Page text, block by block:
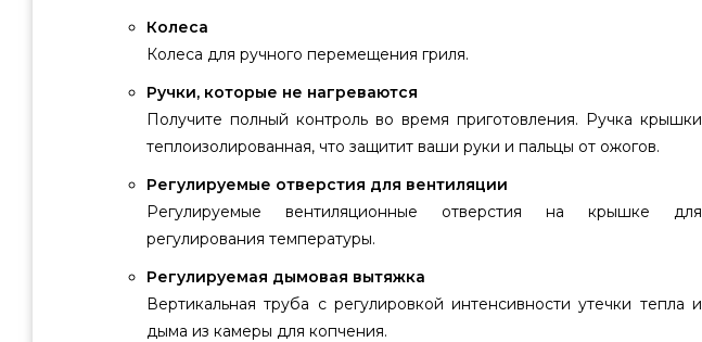
Колеса
Колеса для ручного перемещения гриля.
Ручки, которые не нагреваются
Получите полный контроль во время приготовления. Ручка крышки
теплоизолированная, что защитит ваши руки и пальцы от ожогов.
Регулируемые отверстия для вентиляции
Регулируемые вентиляционные отверстия на крышке для
регулирования температуры.
Регулируемая дымовая вытяжка
Вертикальная труба с регулировкой интенсивности утечки тепла и
дыма из камеры для копчения.